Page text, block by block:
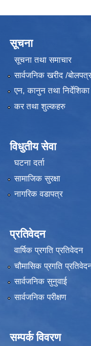
सूचना
सूचना तथा समाचार
सार्वजनिक खरीद /
एन, कानुन तथा निर्देशिका
कर तथा शुल्कहरु
विधुतीय सेवा
घटना दर्ता
सामाजिक सुरक्षा
नागरिक वडापत्र
प्रतिवेदन
वार्षिक प्रगति प्रतिवेदन
चौमासिक प्रगति
सार्वजनिक सुनुवाई
सार्वजनिक परीक्षण
सम्पर्क विवरण